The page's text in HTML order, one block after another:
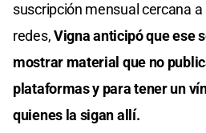
suscripción mensual cercana a
redes,Vigna anticipó que ese
mostrar material que no
plataformas y para tener un
quienes la sigan allí.